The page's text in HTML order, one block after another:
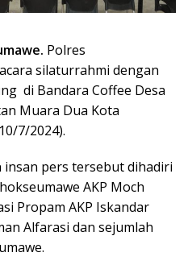
Polres
silaturrahmi dengan
di Bandara Coffee Desa
Muara Dua Kota
7/2024).
pers tersebut dihadiri
AKP Moch
Propam AKP Iskandar
Alfarasi dan sejumlah